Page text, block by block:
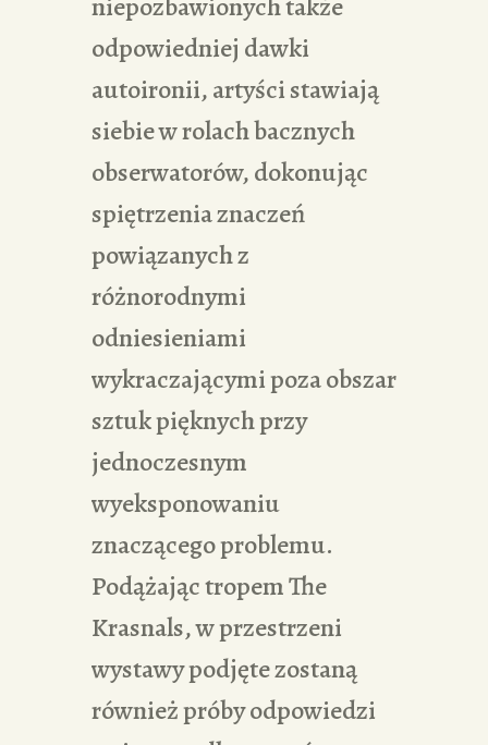
odpowiedniej dawki
autoironii, artyści stawiają
siebie w rolach bacznych
obserwatorów, dokonując
spiętrzenia znaczeń
powiązanych z
różnorodnymi
odniesieniami
wykraczającymi poza obszar
sztuk pięknych przy
jednoczesnym
wyeksponowaniu
znaczącego problemu.
Podążając tropem The
Krasnals, w przestrzeni
wystawy podjęte zostaną
również próby odpowiedzi